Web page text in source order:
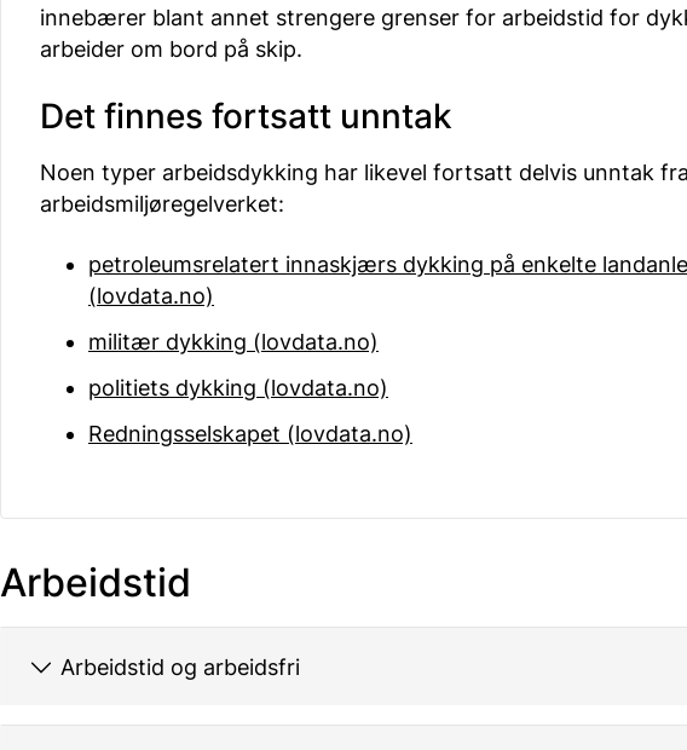
innebærer blant annet strengere grenser for arbeidstid for
arbeider om bord på skip.
Det finnes fortsatt unntak
Noen typer arbeidsdykking har likevel fortsatt delvis unntak fra
arbeidsmiljøregelverket:
petroleumsrelatert innaskjærs dykking på enkelte
(lovdata.no)
militær dykking (lovdata.no)
politiets dykking (lovdata.no)
Redningsselskapet (lovdata.no)
Arbeidstid
Arbeidstid og arbeidsfri